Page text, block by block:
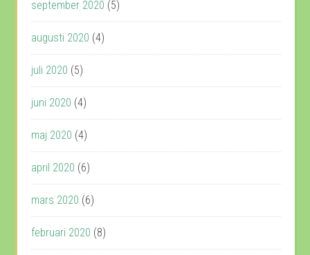
september 2020 (5)
augusti 2020 (4)
juli 2020 (5)
juni 2020 (4)
maj 2020 (4)
april 2020 (6)
mars 2020 (6)
februari 2020 (8)